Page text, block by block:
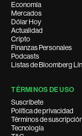
Economía
Mercados
Dólar Hoy
Actualidad
Cripto
Finanzas Personales
Podcasts
Listas de Bloomberg
TÉRMINOS DE USO
Suscríbete
Política de privacidad
Términos de
Tecnología